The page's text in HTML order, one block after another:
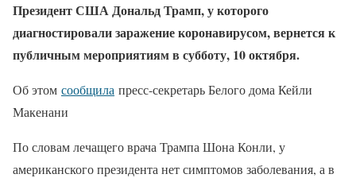
Президент США Дональд Трамп, у которого
диагностировали заражение коронавирусом, вернется к
публичным мероприятиям в субботу, 10 октября.
Об этом сообщила пресс-секретарь Белого дома Кейли
Макенани
По словам лечащего врача Трампа Шона Конли, у
американского президента нет симптомов заболевания, а в